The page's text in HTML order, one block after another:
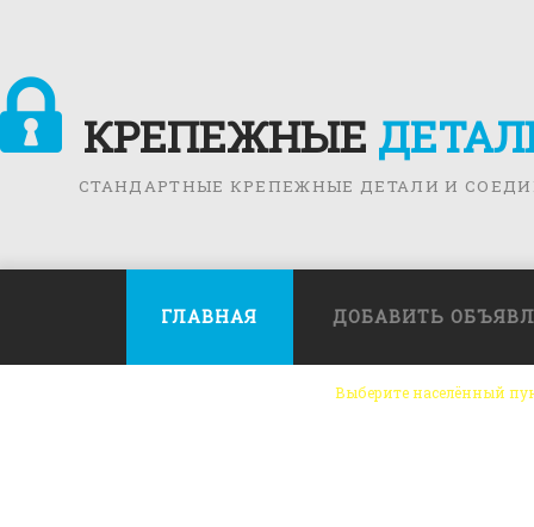
КРЕПЕЖНЫЕ
СТАНДАРТНЫЕ КРЕПЕЖНЫЕ ДЕТАЛИ И
ГЛАВНАЯ ДОБАВИТЬ
Выберите населённый